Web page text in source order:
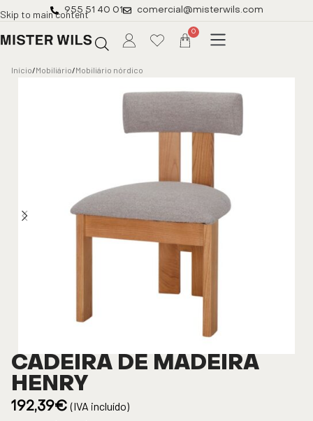
Skip to main content955 51 40 01 comercial@misterwils.com
0
Início/Mobiliário/Mobiliário nórdico
CADEIRA DE MADEIRA
HENRY
192,39€ (IVA incluído)